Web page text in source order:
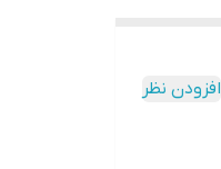
افزودن نظر